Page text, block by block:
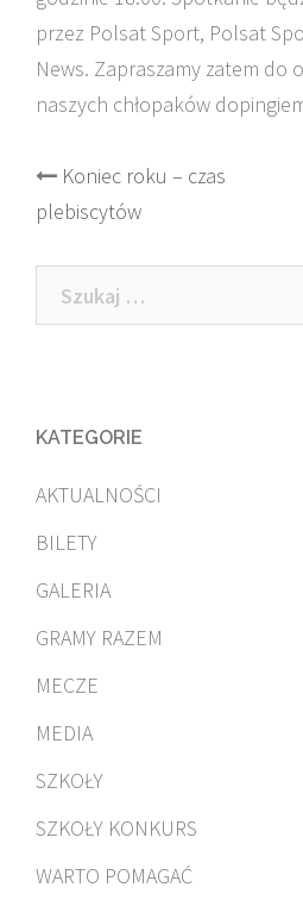
przez Polsat Sport, Polsat
News. Zapraszamy zatem do
naszych chłopaków
Post
navigation
Koniec roku – czas
plebiscytów
Szukaj:
KATEGORIE
AKTUALNOŚCI
BILETY
GALERIA
GRAMY RAZEM
MECZE
MEDIA
SZKOŁY
SZKOŁY KONKURS
WARTO POMAGAĆ